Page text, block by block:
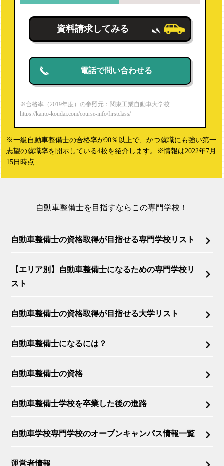
資料請求してみる
電話で問い合わせる
※合格率（2019年度）の参照元：関東工業自動車大学校
https://kanto-koudai.com/course-info/firstclass/
※一級自動車整備士の合格率が90％以上で、かつ就職にも強い第一
志望の就職率を開示している4校を紹介します。※情報は2022年7月
15日時点
自動車整備士を目指すならこの専門学校！
自動車整備士の資格取得が目指せる専門学校リスト
【エリア別】自動車整備士になるための専門学校リ
スト
自動車整備士の資格取得が目指せる大学リスト
自動車整備士になるには？
自動車整備士の資格
自動車整備士学校を卒業した後の進路
自動車学校専門学校のオープンキャンパス情報一覧
運営者情報